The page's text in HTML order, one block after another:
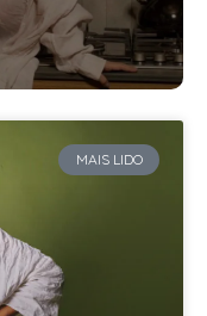
MAIS LIDO